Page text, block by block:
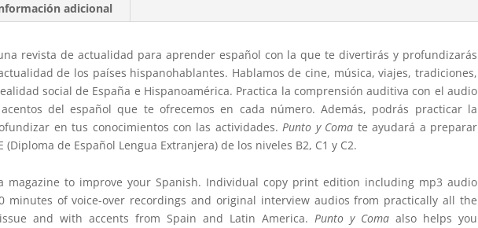
adicional
revista de actualidad para aprender español con la que te divertirás y profundizarás
de los países hispanohablantes. Hablamos de cine, música, viajes, tradiciones,
social de España e Hispanoamérica. Practica la comprensión auditiva con el audio
del español que te ofrecemos en cada número. Además, podrás practicar la
en tus conocimientos con las actividades.Punto y Coma te ayudará a preparar
(Diploma de Español Lengua Extranjera) de los niveles B2, C1 y C2.
magazine to improve your Spanish. Individual copy print edition including mp3 audio
minutes of voice-over recordings and original interview audios from practically all the
and with accents from Spain and Latin America.Punto y Coma also helps you